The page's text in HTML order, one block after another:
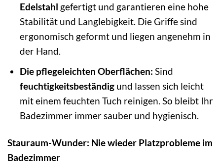
Edelstahl gefertigt und garantieren eine hohe
Stabilität und Langlebigkeit. Die Griffe sind
ergonomisch geformt und liegen angenehm in
der Hand.
Die pflegeleichten Oberflächen: Sind
feuchtigkeitsbeständigund lassen sich leicht
mit einem feuchten Tuch reinigen. So bleibt Ihr
Badezimmer immer sauber und hygienisch.
Stauraum-Wunder: Nie wieder Platzprobleme im
Badezimmer